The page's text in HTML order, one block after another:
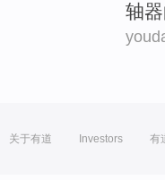
轴器
关于有道 Investors 有